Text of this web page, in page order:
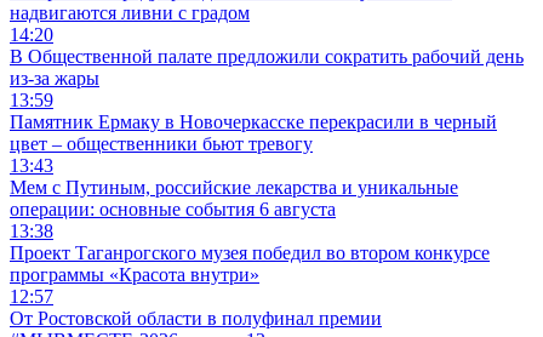
надвигаются ливни с градом
14:20
В Общественной палате предложили сократить рабочий день
из-за жары
13:59
Памятник Ермаку в Новочеркасске перекрасили в черный
цвет – общественники бьют тревогу
13:43
Мем с Путиным, российские лекарства и уникальные
операции: основные события 6 августа
13:38
Проект Таганрогского музея победил во втором конкурсе
программы «Красота внутри»
12:57
От Ростовской области в полуфинал премии